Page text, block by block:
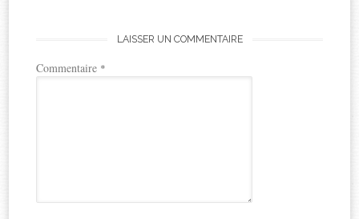
LAISSER UN COMMENTAIRE
Commentaire *